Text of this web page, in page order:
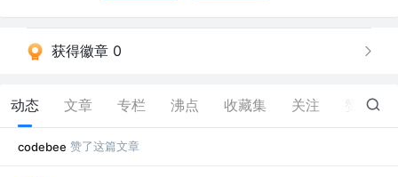
获得徽章 0
动态 文章 专栏 沸点 收藏集 关注 23
codebee 赞了这篇文章